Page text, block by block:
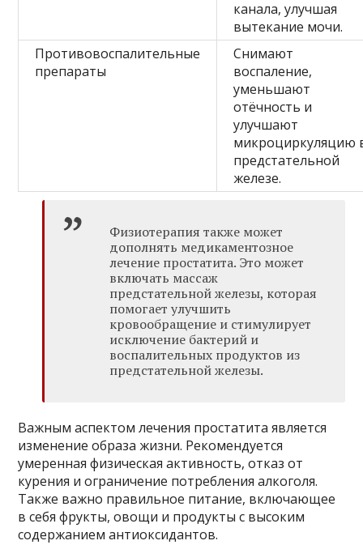
канала, улучшая
вытекание мочи.
Противовоспалительные
препараты
Снимают
воспаление,
уменьшают
отёчность и
улучшают
микроциркуляцию
предстательной
железе.
Физиотерапия также может
дополнять медикаментозное
лечение простатита. Это может
включать массаж
предстательной железы, которая
помогает улучшить
кровообращение и стимулирует
исключение бактерий и
воспалительных продуктов из
предстательной железы.
Важным аспектом лечения простатита является
изменение образа жизни. Рекомендуется
умеренная физическая активность, отказ от
курения и ограничение потребления алкоголя.
Также важно правильное питание, включающее
в себя фрукты, овощи и продукты с высоким
содержанием антиоксидантов.